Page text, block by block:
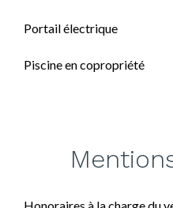
Portail électrique
Piscine en copropriété